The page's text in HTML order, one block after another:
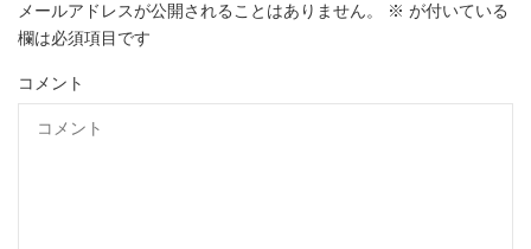
メールアドレスが公開されることはありません。 ※ が付いている
欄は必須項目です
コメント